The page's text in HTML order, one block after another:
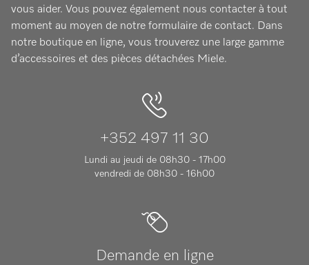
vous aider. Vous pouvez également nous contacter à tout
moment au moyen de notre formulaire de contact. Dans
notre boutique en ligne, vous trouverez une large gamme
d’accessoires et des pièces détachées Miele.
+352 497 11 30
Lundi au jeudi de 08h30 - 17h00
vendredi de 08h30 - 16h00
Demande en ligne